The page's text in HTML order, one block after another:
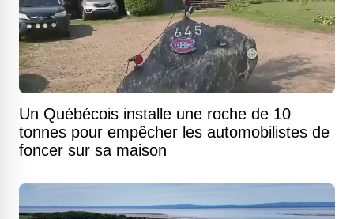
Un Québécois installe une roche de 10
tonnes pour empêcher les automobilistes de
foncer sur sa maison